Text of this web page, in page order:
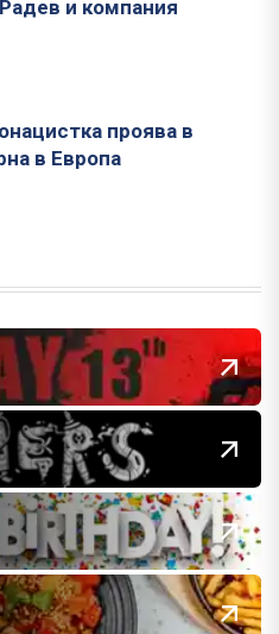
и компания
проява в
в Европа